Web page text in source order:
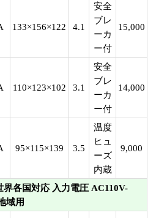
133×156×122 4.1
安全
ブレ
ーカ
ー付
15,000
110×123×102 3.1
安全
ブレ
ーカ
ー付
14,000
95×115×139 3.5
温度
ヒュ
ーズ
内蔵
9,000
各国対応 入力電圧 AC110V-
域用